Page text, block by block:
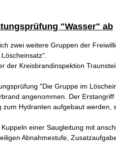
"Wasser" ab
zwei weitere Gruppen der
der Kreisbrandinspektion
"Die Gruppe im
angenommen. Der
Hydranten aufgebaut
einer Saugleitung mit
Abnahmestufe,